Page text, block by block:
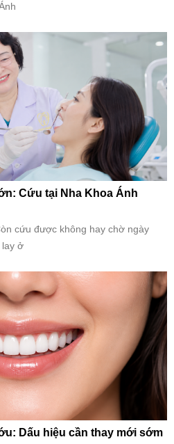
Cứu tại Nha Khoa Ánh
cứu được không hay chờ ngày
lay ở
Dấu hiệu cần thay mới sớm